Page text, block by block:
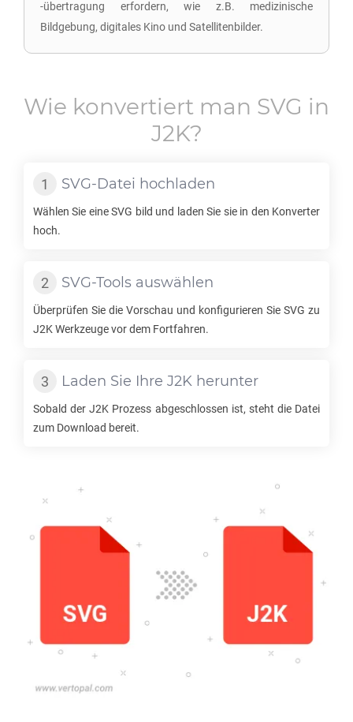
-übertragung erfordern, wie z.B. medizinische
Bildgebung, digitales Kino und Satellitenbilder.
Wie konvertiert man SVG in
J2K?
SVG-Datei hochladen
Wählen Sie eineSVG bild und laden Sie sie in den Konverter
hoch.
SVG-Tools auswählen
Überprüfen Sie die Vorschau und konfigurieren Sie SVG zu
J2KWerkzeuge vor dem Fortfahren.
Laden Sie Ihre J2K herunter
Sobald derJ2K Prozess abgeschlossen ist, steht die Datei
zum Download bereit.